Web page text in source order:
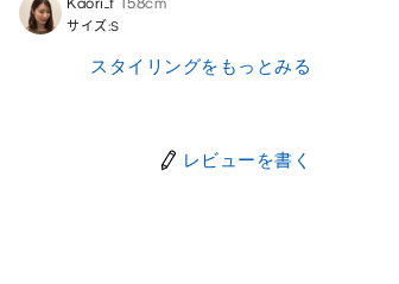
サイズ:S
スタイリングをもっとみる
レビューを書く